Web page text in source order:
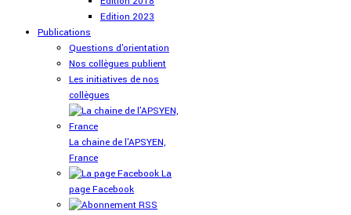
Edition 2023
Publications
Questions d'orientation
Nos collègues publient
Les initiatives de nos
collègues
La chaine de l'APSYEN,
France
La
page Facebook